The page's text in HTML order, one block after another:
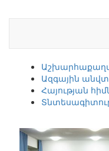
Ազգային
Հայության